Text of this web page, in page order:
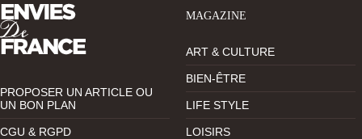
PROPOSER UN ARTICLE OU
UN BON PLAN
CGU & RGPD
MAGAZINE
ART & CULTURE
BIEN-ÊTRE
LIFE STYLE
LOISIRS